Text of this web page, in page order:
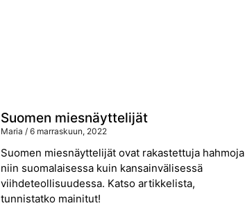
Suomen miesnäyttelijät
Maria 6 marraskuun, 2022
Suomen miesnäyttelijät ovat rakastettuja hahmoja
niin suomalaisessa kuin kansainvälisessä
viihdeteollisuudessa. Katso artikkelista,
tunnistatko mainitut!